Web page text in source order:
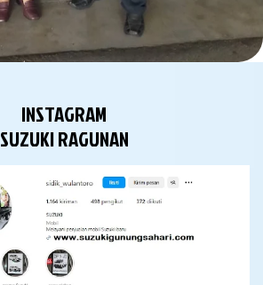
INSTAGRAM
SUZUKI RAGUNAN